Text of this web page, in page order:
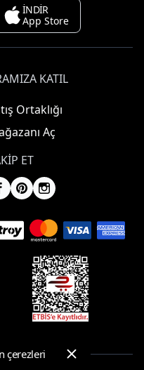
İNDİR
App Store
KATIL
Ortaklığı
Aç
ET
çerezleri